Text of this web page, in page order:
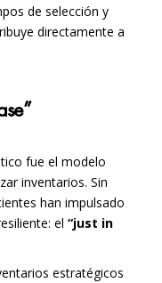
de selección y
directamente a
fue el modelo
inventarios. Sin
han impulsado
el“just in
estratégicos